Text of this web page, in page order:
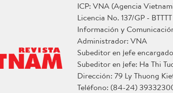
ICP: VNA (Agencia
Licencia No. 137/GP -
Información y
Administrador: VNA
Subeditor en jefe
Subeditor en jefe: Ha Thi
Dirección: 79 Ly Thuong
Teléfono: (84-24)